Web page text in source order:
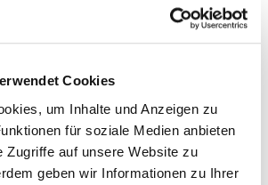
Cookies
um Inhalte und Anzeigen zu
für soziale Medien anbieten
Zugriffe auf unsere Website zu
geben wir Informationen zu Ihrer
zeigt: Mit moviniti sequence
anspruchsvolle
intuitiver Bedienung, flexibler
zur idealen Lösung für
im JIS-Umfeld.